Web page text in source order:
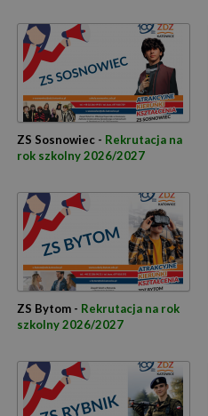
ZS Sosnowiec - Rekrutacja na
rok szkolny 2026/2027
ZS Bytom - Rekrutacja na rok
szkolny 2026/2027